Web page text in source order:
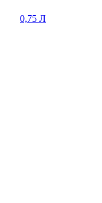
0,75 Л